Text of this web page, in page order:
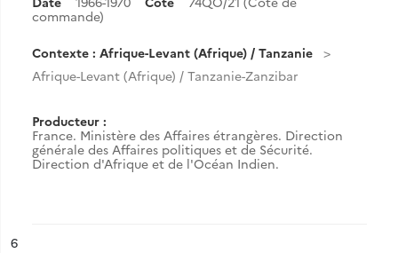
commande)
Contexte : Afrique-Levant (Afrique) / Tanzanie
Afrique-Levant (Afrique) / Tanzanie-Zanzibar
Producteur :
France. Ministère des Affaires étrangères. Direction
générale des Affaires politiques et de Sécurité.
Direction d'Afrique et de l'Océan Indien.
n°
6